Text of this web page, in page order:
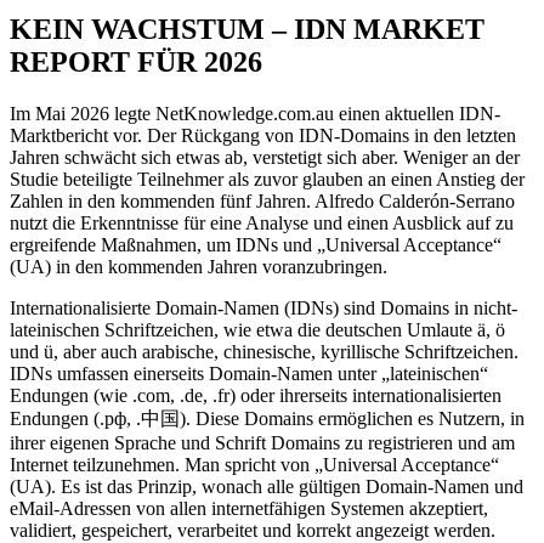
KEIN WACHSTUM – IDN MARKET
REPORT FÜR 2026
Im Mai 2026 legte NetKnowledge.com.au einen aktuellen IDN-
Marktbericht vor. Der Rückgang von IDN-Domains in den letzten
Jahren schwächt sich etwas ab, verstetigt sich aber. Weniger an der
Studie beteiligte Teilnehmer als zuvor glauben an einen Anstieg der
Zahlen in den kommenden fünf Jahren. Alfredo Calderón-Serrano
nutzt die Erkenntnisse für eine Analyse und einen Ausblick auf zu
ergreifende Maßnahmen, um IDNs und „Universal Acceptance“
(UA) in den kommenden Jahren voranzubringen.
Internationalisierte Domain-Namen (IDNs) sind Domains in nicht-
lateinischen Schriftzeichen, wie etwa die deutschen Umlaute ä, ö
und ü, aber auch arabische, chinesische, kyrillische Schriftzeichen.
IDNs umfassen einerseits Domain-Namen unter „lateinischen“
Endungen (wie .com, .de, .fr) oder ihrerseits internationalisierten
Endungen (.рф, .中国). Diese Domains ermöglichen es Nutzern, in
ihrer eigenen Sprache und Schrift Domains zu registrieren und am
Internet teilzunehmen. Man spricht von „Universal Acceptance“
(UA). Es ist das Prinzip, wonach alle gültigen Domain-Namen und
eMail-Adressen von allen internetfähigen Systemen akzeptiert,
validiert, gespeichert, verarbeitet und korrekt angezeigt werden.